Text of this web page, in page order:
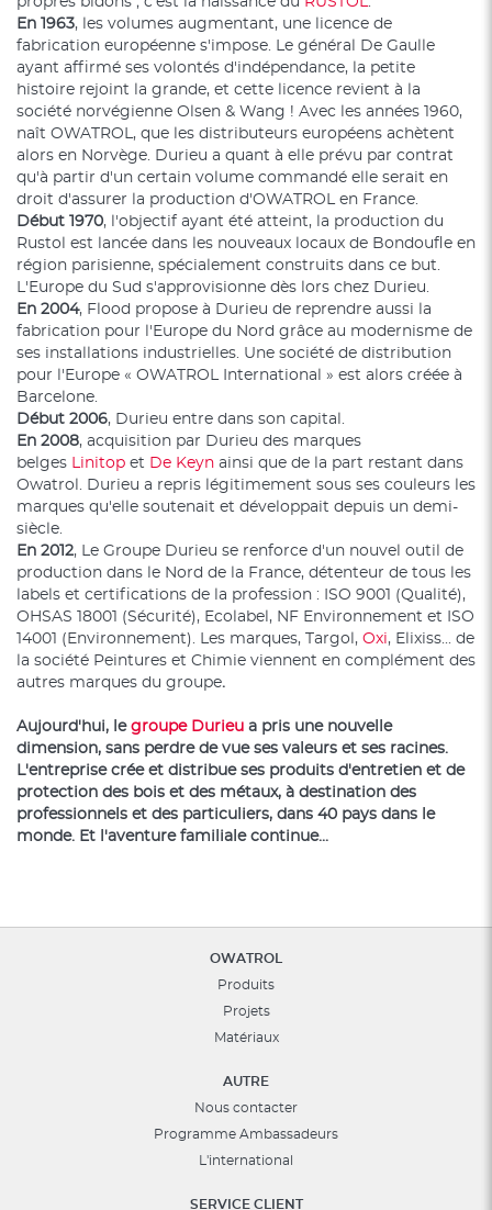
En 1963, les volumes augmentant, une licence de
fabrication européenne s'impose. Le général De Gaulle
ayant affirmé ses volontés d'indépendance, la petite
histoire rejoint la grande, et cette licence revient à la
société norvégienne Olsen & Wang ! Avec les années 1960,
naît OWATROL, que les distributeurs européens achètent
alors en Norvège. Durieu a quant à elle prévu par contrat
qu'à partir d'un certain volume commandé elle serait en
droit d'assurer la production d'OWATROL en France.
Début 1970, l'objectif ayant été atteint, la production du
Rustol est lancée dans les nouveaux locaux de Bondoufle en
région parisienne, spécialement construits dans ce but.
L'Europe du Sud s'approvisionne dès lors chez Durieu.
En 2004, Flood propose à Durieu de reprendre aussi la
fabrication pour l'Europe du Nord grâce au modernisme de
ses installations industrielles. Une société de distribution
pour l'Europe « OWATROL International » est alors créée à
Barcelone.
Début 2006, Durieu entre dans son capital.
En 2008, acquisition par Durieu des marques
belges Linitop et De Keyn ainsi que de la part restant dans
Owatrol. Durieu a repris légitimement sous ses couleurs les
marques qu'elle soutenait et développait depuis un demi-
siècle.
En 2012, Le Groupe Durieu se renforce d'un nouvel outil de
production dans le Nord de la France, détenteur de tous les
labels et certifications de la profession : ISO 9001 (Qualité),
OHSAS 18001 (Sécurité), Ecolabel, NF Environnement et ISO
14001 (Environnement). Les marques, Targol, Oxi, Elixiss... de
la société Peintures et Chimie viennent en complément des
autres marques du groupe.
Aujourd'hui, le groupe Durieu a pris une nouvelle
dimension, sans perdre de vue ses valeurs et ses racines.
L'entreprise crée et distribue ses produits d'entretien et de
protection des bois et des métaux, à destination des
professionnels et des particuliers, dans 40 pays dans le
monde. Et l'aventure familiale continue...
OWATROL
Produits
Projets
Matériaux
AUTRE
Nous contacter
Programme Ambassadeurs
L'international
SERVICE CLIENT